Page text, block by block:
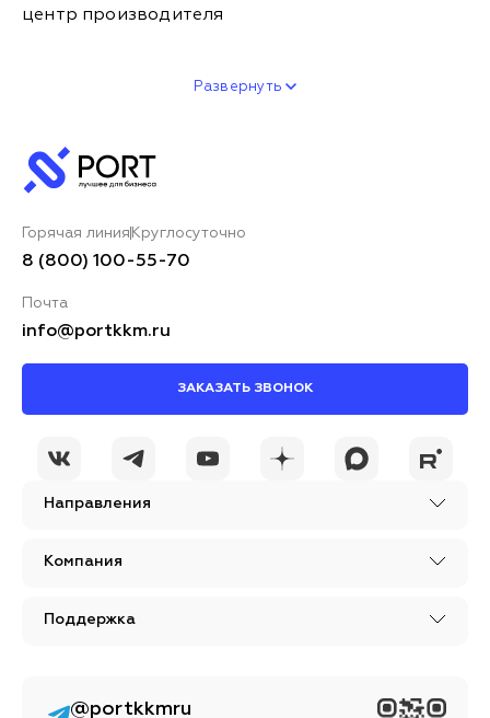
центр производителя
Развернуть
Направления
Компания
Поддержка
Горячая линия Круглосуточно
8 (800) 100-55-70
Почта
info@portkkm.ru
ЗАКАЗАТЬ ЗВОНОК
@portkkmru